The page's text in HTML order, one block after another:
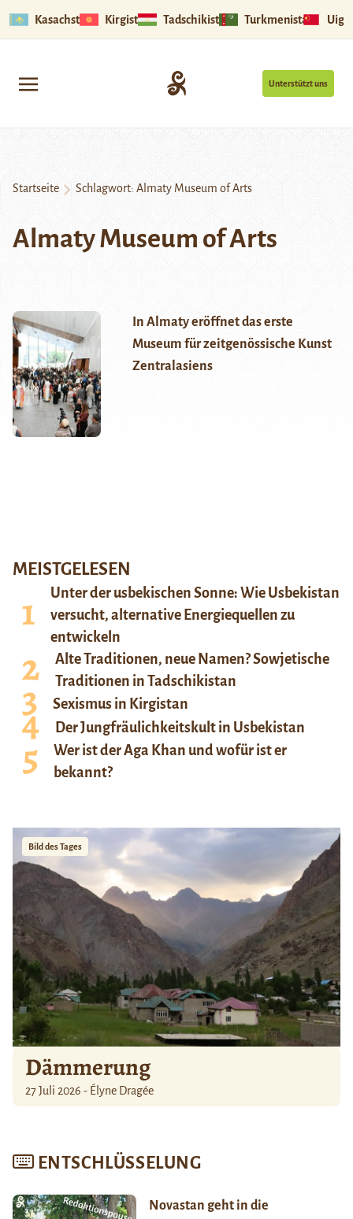
Kasachstan Kirgistan Tadschikistan Turkmenistan
Unterstützt uns
Startseite Schlagwort: Almaty Museum of Arts
Almaty Museum of Arts
In Almaty eröffnet das erste
Museum für zeitgenössische Kunst
Zentralasiens
MEISTGELESEN
Unter der usbekischen Sonne: Wie Usbekistan
versucht, alternative Energiequellen zu
entwickeln
Alte Traditionen, neue Namen? Sowjetische
Traditionen in Tadschikistan
Sexismus in Kirgistan
Der Jungfräulichkeitskult in Usbekistan
Wer ist der Aga Khan und wofür ist er
bekannt?
Bild des Tages
Dämmerung
27 Juli 2026 - Élyne Dragée
ENTSCHLÜSSELUNG
Novastan geht in die